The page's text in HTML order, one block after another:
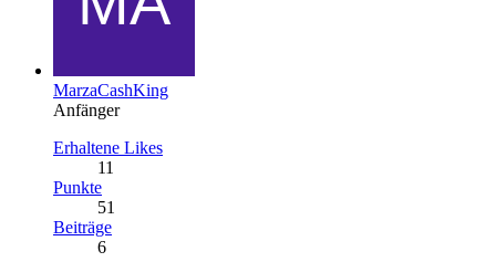
MarzaCashKing
Anfänger
Erhaltene Likes
11
Punkte
51
Beiträge
6